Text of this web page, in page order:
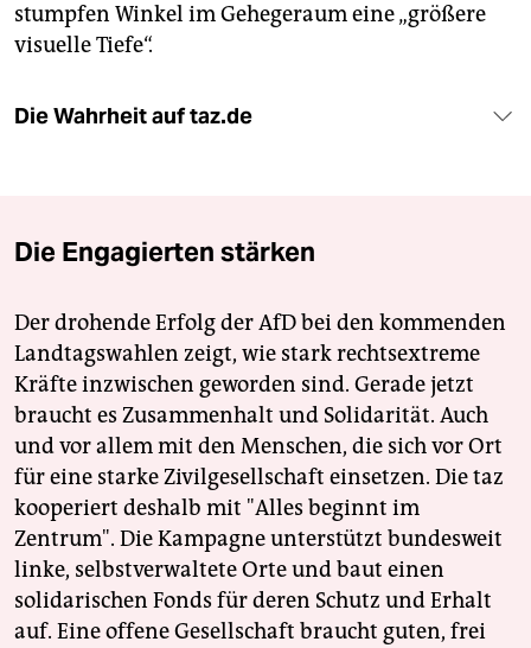
stumpfen Winkel im Gehegeraum eine „größere
visuelle Tiefe“.
Die Wahrheit auf taz.de
Die Engagierten stärken
Der drohende Erfolg der AfD bei den kommenden
Landtagswahlen zeigt, wie stark rechtsextreme
Kräfte inzwischen geworden sind. Gerade jetzt
braucht es Zusammenhalt und Solidarität. Auch
und vor allem mit den Menschen, die sich vor Ort
für eine starke Zivilgesellschaft einsetzen. Die taz
kooperiert deshalb mit "Alles beginnt im
Zentrum". Die Kampagne unterstützt bundesweit
linke, selbstverwaltete Orte und baut einen
solidarischen Fonds für deren Schutz und Erhalt
auf. Eine offene Gesellschaft braucht guten, frei